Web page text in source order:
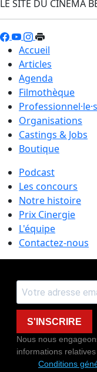
LE SITE DU CINÉMA
Accueil
Articles
Agenda
Filmothèque
Professionnel·le·s
Organisations
Castings & Jobs
Boutique
Podcast
Les concours
Notre histoire
Prix Cinergie
L'équipe
Contactez-nous
S'INSCRIRE
Nous nous
informations
Conditions